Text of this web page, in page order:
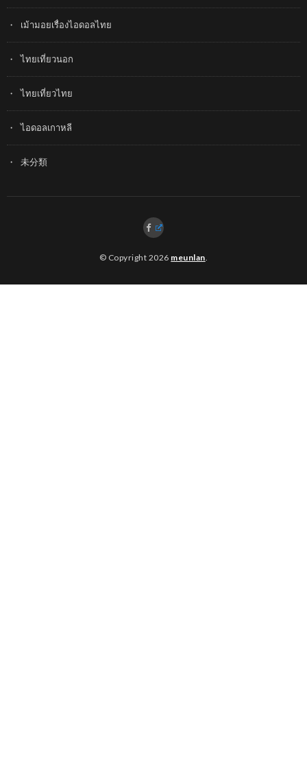
เม้ามอยเรื่องไอดอลไทย
ไทยเที่ยวนอก
ไทยเที่ยวไทย
ไอดอลเกาหลี
未分類
© Copyright 2026 meunlan